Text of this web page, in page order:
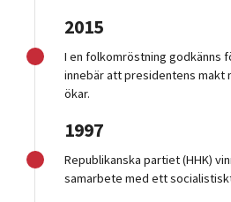
2015
I en folkomröstning godkänns
innebär att presidentens makt
ökar.
1997
Republikanska partiet (HHK)
samarbete med ett